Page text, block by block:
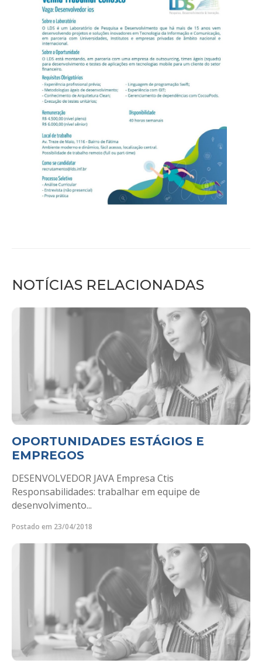
NOTÍCIAS RELACIONADAS
OPORTUNIDADES ESTÁGIOS E
EMPREGOS
DESENVOLVEDOR JAVA Empresa Ctis
Responsabilidades: trabalhar em equipe de
desenvolvimento...
Postado em 23/04/2018